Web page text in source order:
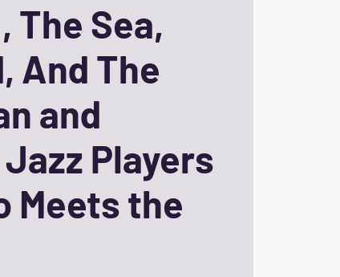
The Sea,
And The
and
Players
Meets the